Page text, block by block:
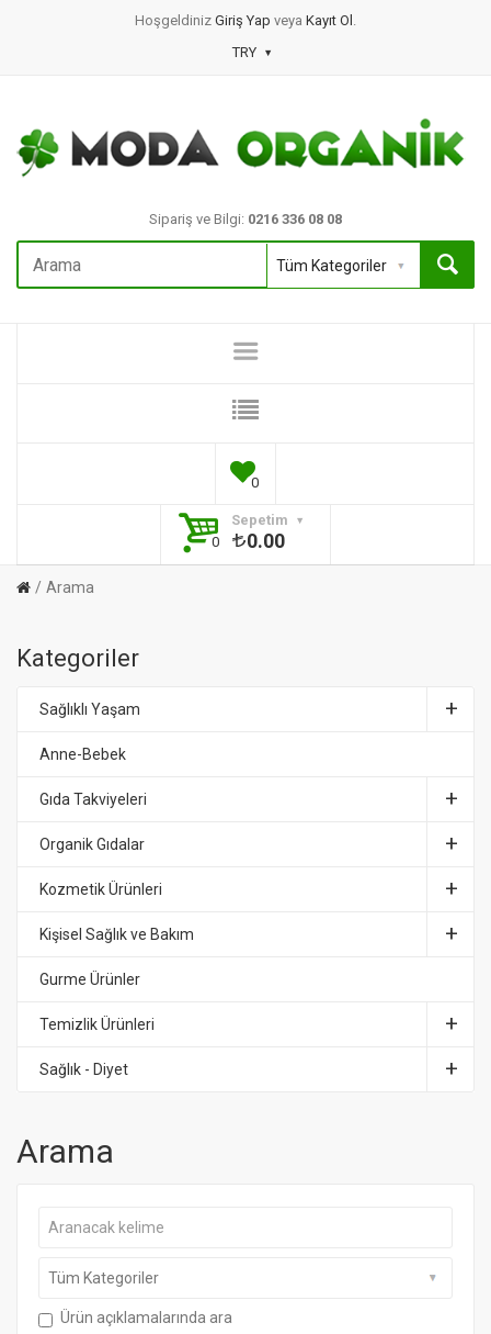
Hoşgeldiniz Giriş Yap veya Kayıt Ol .
TRY
Sipariş ve Bilgi: 0216 336 08 08
0
Sepetim
0
0.00
Arama
Kategoriler
Sağlıklı Yaşam
Anne-Bebek
Gıda Takviyeleri
Organik Gıdalar
Kozmetik Ürünleri
Kişisel Sağlık ve Bakım
Gurme Ürünler
Temizlik Ürünleri
Sağlık - Diyet
Arama
Ürün açıklamalarında ara